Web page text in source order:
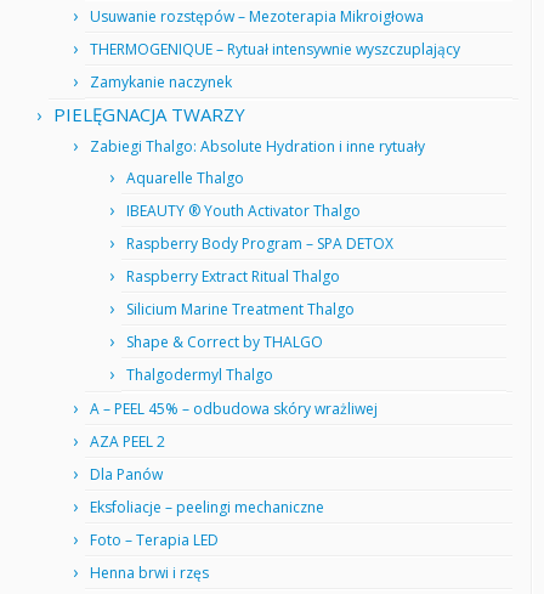
Usuwanie rozstępów – Mezoterapia Mikroigłowa
THERMOGENIQUE – Rytuał intensywnie wyszczuplający
Zamykanie naczynek
PIELĘGNACJA TWARZY
Zabiegi Thalgo: Absolute Hydration i inne rytuały
Aquarelle Thalgo
IBEAUTY ® Youth Activator Thalgo
Raspberry Body Program – SPA DETOX
Raspberry Extract Ritual Thalgo
Silicium Marine Treatment Thalgo
Shape & Correct by THALGO
Thalgodermyl Thalgo
A – PEEL 45% – odbudowa skóry wrażliwej
AZA PEEL 2
Dla Panów
Eksfoliacje – peelingi mechaniczne
Foto – Terapia LED
Henna brwi i rzęs